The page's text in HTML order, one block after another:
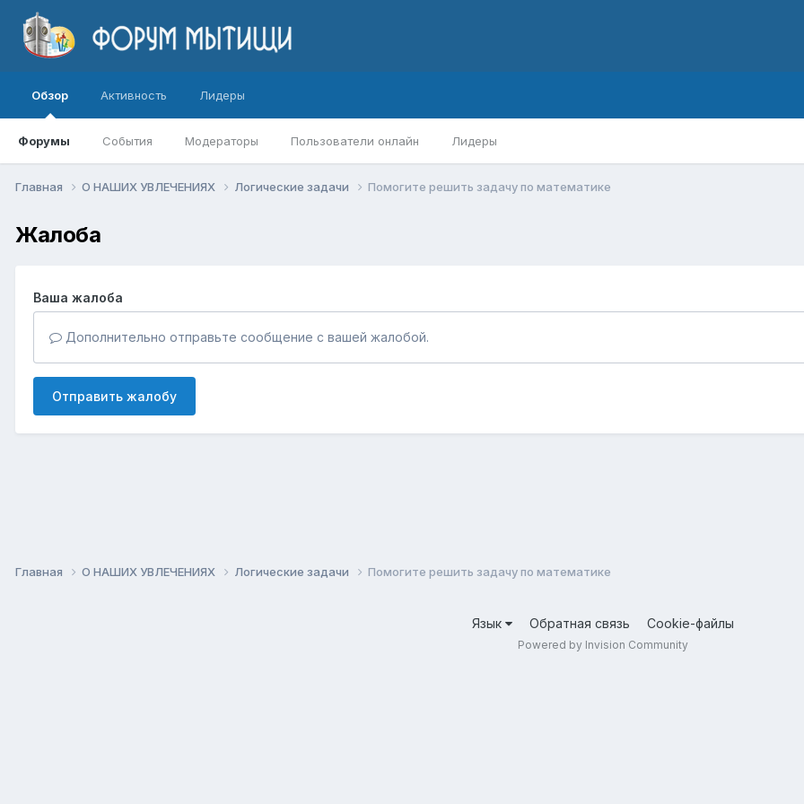
Обзор
Форумы События Модераторы Пользователи онлайн Лидеры
Активность Лидеры
Главная О НАШИХ УВЛЕЧЕНИЯХ Логические задачи Помогите решить задачу по математике
Жалоба
Ваша жалоба
Дополнительно отправьте сообщение с вашей жалобой.
Отправить жалобу
Главная О НАШИХ УВЛЕЧЕНИЯХ Логические задачи Помогите решить задачу по математике
Язык Обратная связь Cookie-файлы
Powered by Invision Community